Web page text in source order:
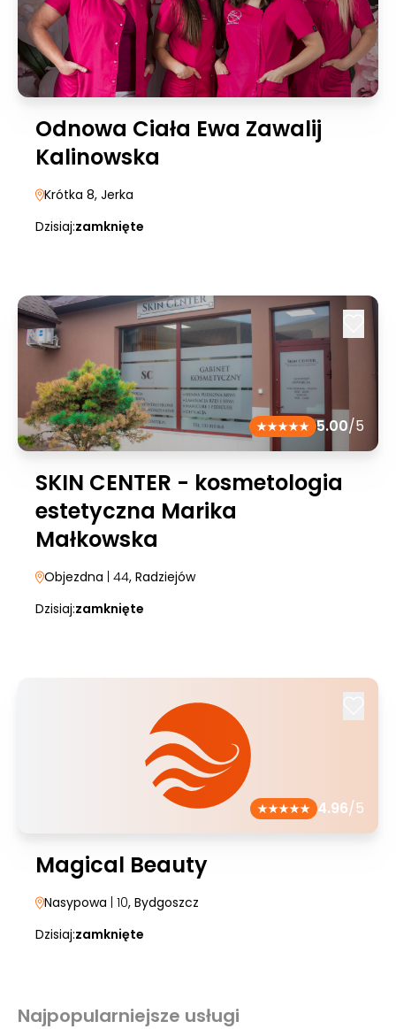
Odnowa Ciała Ewa Zawalij
Kalinowska
Krótka 8, Jerka
Dzisiaj:zamknięte
5.00/5
SKIN CENTER - kosmetologia
estetyczna Marika
Małkowska
Objezdna | 44, Radziejów
Dzisiaj:zamknięte
4.96/5
Magical Beauty
Nasypowa | 10, Bydgoszcz
Dzisiaj:zamknięte
Najpopularniejsze usługi